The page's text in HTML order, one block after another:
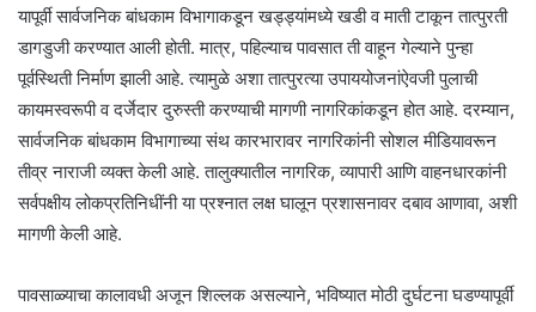
यापूर्वी सार्वजनिक बांधकाम विभागाकडून खड्ड्यांमध्ये खडी व माती टाकून तात्पुरती
डागडुजी करण्यात आली होती. मात्र, पहिल्याच पावसात ती वाहून गेल्याने पुन्हा
पूर्वस्थिती निर्माण झाली आहे. त्यामुळे अशा तात्पुरत्या उपाययोजनांऐवजी पुलाची
कायमस्वरूपी व दर्जेदार दुरुस्ती करण्याची मागणी नागरिकांकडून होत आहे. दरम्यान,
सार्वजनिक बांधकाम विभागाच्या संथ कारभारावर नागरिकांनी सोशल मीडियावरून
तीव्र नाराजी व्यक्त केली आहे. तालुक्यातील नागरिक, व्यापारी आणि वाहनधारकांनी
सर्वपक्षीय लोकप्रतिनिधींनी या प्रश्नात लक्ष घालून प्रशासनावर दबाव आणावा, अशी
मागणी केली आहे.
पावसाळ्याचा कालावधी अजून शिल्लक असल्याने, भविष्यात मोठी दुर्घटना घडण्यापूर्वी